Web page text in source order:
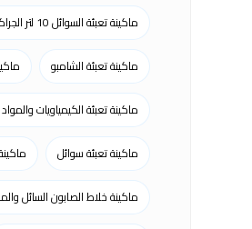
ماكينة تعبئة السوائل 10 لتر الجراكن والعبوات
ماكينة تعبئة الشامبو
ماكينة تعبئة الكيمياويات
ماكينة تعبئة سوائل
ماكينة خلاط الصابون السائل